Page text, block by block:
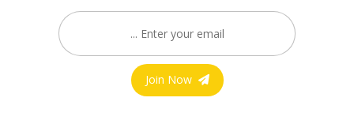
Join Now